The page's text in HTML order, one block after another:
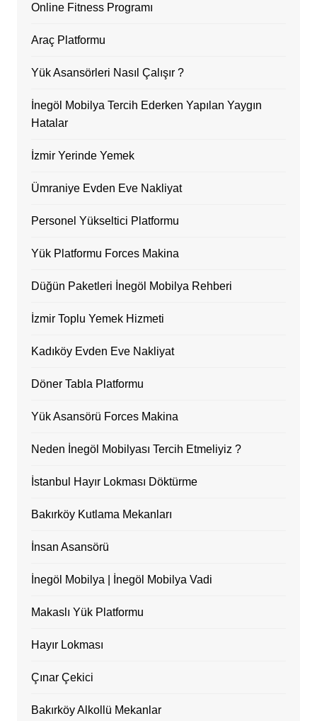
Online Fitness Programı
Araç Platformu
Yük Asansörleri Nasıl Çalışır ?
İnegöl Mobilya Tercih Ederken Yapılan Yaygın
Hatalar
İzmir Yerinde Yemek
Ümraniye Evden Eve Nakliyat
Personel Yükseltici Platformu
Yük Platformu Forces Makina
Düğün Paketleri İnegöl Mobilya Rehberi
İzmir Toplu Yemek Hizmeti
Kadıköy Evden Eve Nakliyat
Döner Tabla Platformu
Yük Asansörü Forces Makina
Neden İnegöl Mobilyası Tercih Etmeliyiz ?
İstanbul Hayır Lokması Döktürme
Bakırköy Kutlama Mekanları
İnsan Asansörü
İnegöl Mobilya | İnegöl Mobilya Vadi
Makaslı Yük Platformu
Hayır Lokması
Çınar Çekici
Bakırköy Alkollü Mekanlar